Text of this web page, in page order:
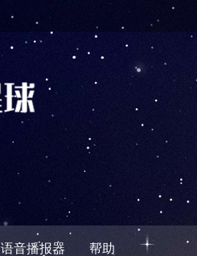
语音播报器 帮助